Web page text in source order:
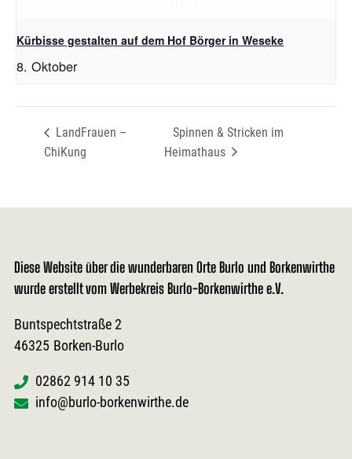
Kürbisse gestalten auf dem Hof Börger in Weseke
8. Oktober
LandFrauen –
ChiKung
Spinnen & Stricken im
Heimathaus
Diese Website über die wunderbaren Orte Burlo und Borkenwirthe
wurde erstellt vom Werbekreis Burlo-Borkenwirthe e.V.
Buntspechtstraße 2
46325 Borken-Burlo
02862 914 10 35
info@burlo-borkenwirthe.de